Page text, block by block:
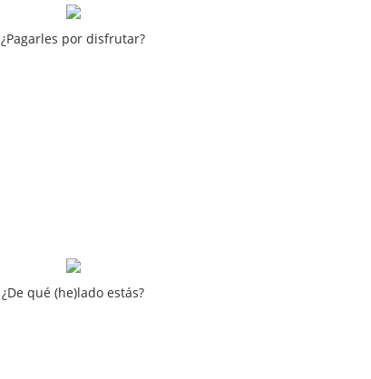
¿Pagarles por disfrutar?
¿De qué (he)lado estás?